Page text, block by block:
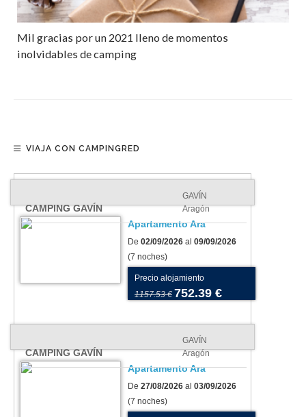
Mil gracias por un 2021 lleno de momentos
inolvidables de camping
VIAJA CON CAMPINGRED
CAMPING GAVÍN
GAVÍN
Aragón
Apartamento Ara
De 02/09/2026 al 09/09/2026
(7 noches)
Precio alojamiento
1157.53 € 752.39 €
CAMPING GAVÍN
GAVÍN
Aragón
Apartamento Ara
De 27/08/2026 al 03/09/2026
(7 noches)